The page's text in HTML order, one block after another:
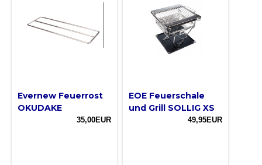
Evernew Feuerrost
OKUDAKE
35,00EUR
EOE Feuerschale
und Grill SOLLIG XS
49,95EUR